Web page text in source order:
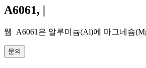
A6061, |
웹 A6061은 알루미늄(Al)에 마그네슘
문의